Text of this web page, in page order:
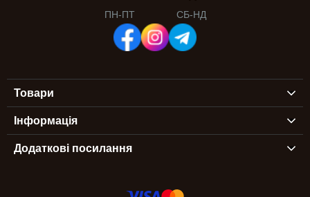
ПН-ПТ СБ-НД
Товари
Інформація
Додаткові посилання